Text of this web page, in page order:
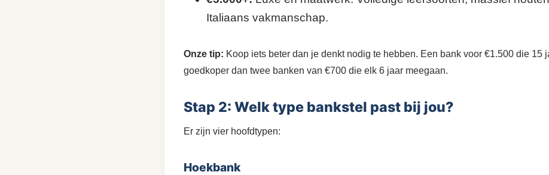
Italiaans vakmanschap.
Onze tip: Koop iets beter dan je denkt nodig te hebben. Een bank voor €1.500 die 15
goedkoper dan twee banken van €700 die elk 6 jaar meegaan.
Stap 2: Welk type bankstel past bij jou?
Er zijn vier hoofdtypen:
Hoekbank